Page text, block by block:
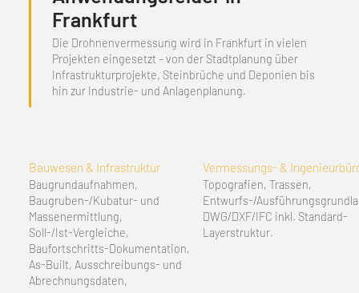
Frankfurt
Die Drohnenvermessung wird in Frankfurt in vielen
Projekten eingesetzt – von der Stadtplanung über
Infrastrukturprojekte, Steinbrüche und Deponien bis
hin zur Industrie- und Anlagenplanung.
Bauwesen & Infrastruktur
Baugrundaufnahmen,
Baugruben‑/Kubatur‑ und
Massenermittlung,
Soll‑/Ist‑Vergleiche,
Baufortschritts‑Dokumentation,
As‑Built, Ausschreibungs‑ und
Abrechnungsdaten,
Vermessungs‑ &
Topografien, Trassen,
Entwurfs‑/
DWG/DXF/IFC inkl. Standard-
Layerstruktur.